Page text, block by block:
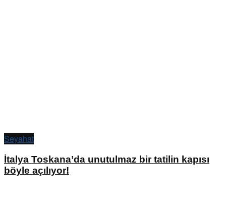
Seyahat
İtalya Toskana’da unutulmaz bir tatilin kapısı
böyle açılıyor!